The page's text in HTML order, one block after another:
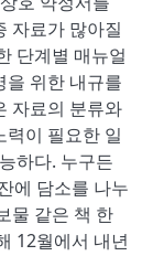
자료가 많아질
단계별 매뉴얼
을 위한 내규를
자료의 분류와
이 필요한 일
하다. 누구든
에 담소를 나누
물 같은 책 한
12월에서 내년